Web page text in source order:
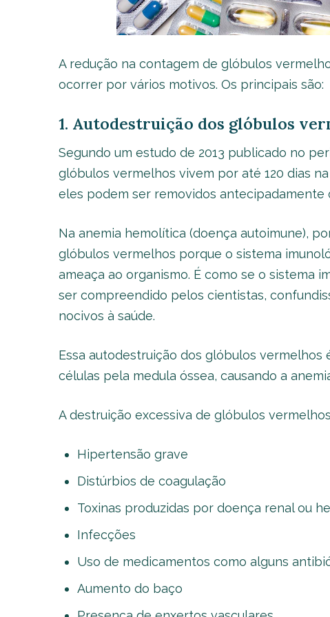
A redução na contagem de glóbulos
ocorrer por vários motivos. Os principais são:
1. Autodestruição dos glóbulos
Segundo um estudo de 2013 publicado no
glóbulos vermelhos vivem por até 120 dias
eles podem ser removidos antecipadamente
Na anemia hemolítica (doença autoimune),
glóbulos vermelhos porque o sistema
ameaça ao organismo. É como se o sistema
ser compreendido pelos cientistas,
nocivos à saúde.
Essa autodestruição dos glóbulos vermelhos
células pela medula óssea, causando a
A destruição excessiva de glóbulos
Hipertensão grave
Distúrbios de coagulação
Toxinas produzidas por doença renal ou
Infecções
Uso de medicamentos como alguns
Aumento do baço